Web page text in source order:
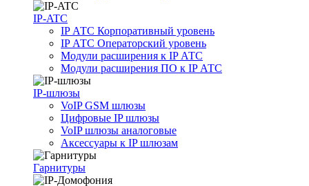
IP-ATC
IP АТС Корпоративный уровень
IP АТС Операторский уровень
Модули расширения к IP АТС
Модули расширения ПО к IP АТС
IP-шлюзы
VoIP GSM шлюзы
Цифровые IP шлюзы
VoIP шлюзы аналоговые
Аксессуары к IP шлюзам
Гарнитуры